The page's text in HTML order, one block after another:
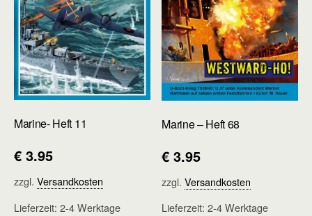
Marine- Heft 11
€ 3.95
zzgl. Versandkosten
Lieferzeit: 2-4 Werktage
Marine – Heft 68
€ 3.95
zzgl.Versandkosten
Lieferzeit:2-4 Werktage